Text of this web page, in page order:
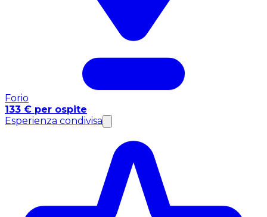
Forio
133 € per ospite
Esperienza condivisa